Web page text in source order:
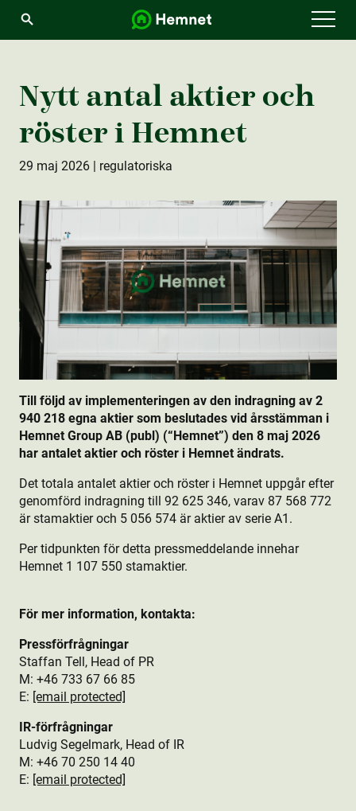
Nytt antal aktie­r och
röster i Hemnet
29 maj 2026 | regulatoriska
Till följd av implementeringen av den indragning av 2
940 218 egna aktie­r som beslutades vid årsstämman i
Hemnet Group AB (publ) (“Hemnet”) den 8 maj 2026
har antalet aktie­r och röster i Hemnet ändrats.
Det totala antalet aktie­r och röster i Hemnet uppgår efter
genomförd indragning till 92 625 346, varav 87 568 772
är stamaktie­r och 5 056 574 är aktie­r av serie A1.
Per tidpunkten för detta pressmeddelande innehar
Hemnet 1 107 550 stamaktie­r.
För mer information, kontakta:
Pressförfrågningar
Staffan Tell, Head of PR
M: +46 733 67 66 85
E: [email protected]
IR-förfrågningar
Ludvig Segelmark, Head of IR
M: +46 70 250 14 40
E: [email protected]